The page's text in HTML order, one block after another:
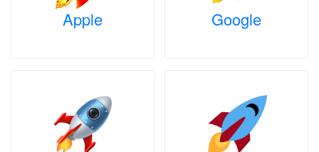
Apple Google